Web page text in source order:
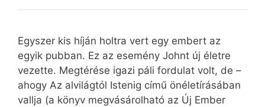
Egyszer kis híján holtra vert egy embert az
egyik pubban. Ez az esemény Johnt új életre
vezette. Megtérése igazi páli fordulat volt, de –
ahogy Az alvilágtól Istenig című önéletírásában
vallja (a könyv megvásárolható az Új Ember